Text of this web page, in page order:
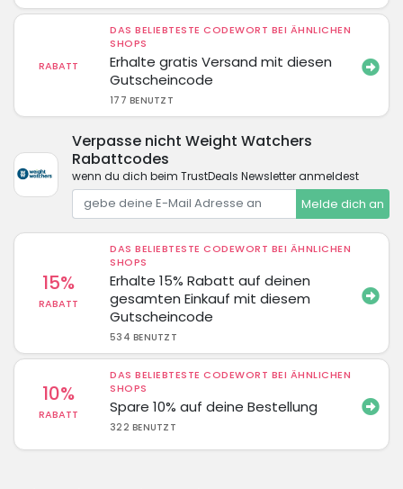
RABATT
DAS BELIEBTESTE CODEWORT BEI ÄHNLICHEN
SHOPS
Erhalte gratis Versand mit diesen
Gutscheincode
177 BENUTZT
Verpasse nicht Weight Watchers
Rabattcodes
wenn du dich beim TrustDeals Newsletter anmeldest
Melde dich an
15%
RABATT
DAS BELIEBTESTE CODEWORT BEI ÄHNLICHEN
SHOPS
Erhalte 15% Rabatt auf deinen
gesamten Einkauf mit diesem
Gutscheincode
534 BENUTZT
10%
RABATT
DAS BELIEBTESTE CODEWORT BEI ÄHNLICHEN
SHOPS
Spare 10% auf deine Bestellung
322 BENUTZT